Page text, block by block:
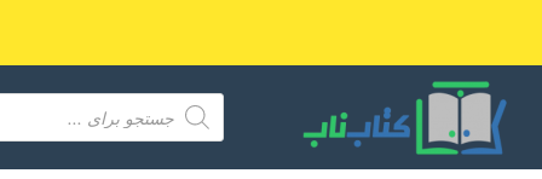
محتوا
محصول
search